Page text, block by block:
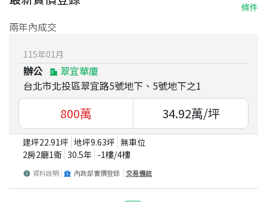
條件
兩年內成交
115年01 月
辦公
翠宜華廈
台北市北投區翠宜路5號地下、5號地下之1
800萬 34.92萬/坪
建坪22.91坪 地坪9.63坪 無車位
2房2廳1衛 30.5年 -1樓/4樓
資料說明 內政部實價登錄 交易備註